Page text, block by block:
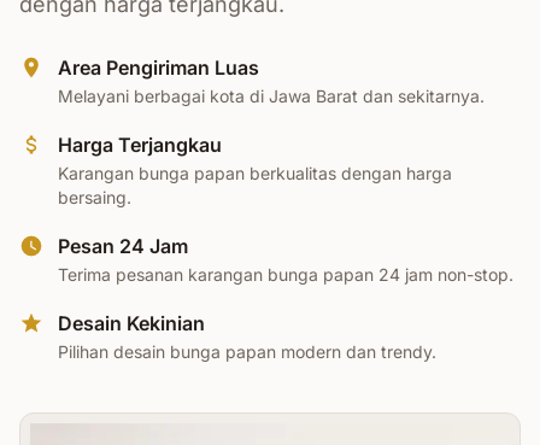
Area Pengiriman Luas
Melayani berbagai kota di Jawa Barat dan sekitarnya.
Harga Terjangkau
Karangan bunga papan berkualitas dengan harga
bersaing.
Pesan 24 Jam
Terima pesanan karangan bunga papan 24 jam non-stop.
Desain Kekinian
Pilihan desain bunga papan modern dan trendy.